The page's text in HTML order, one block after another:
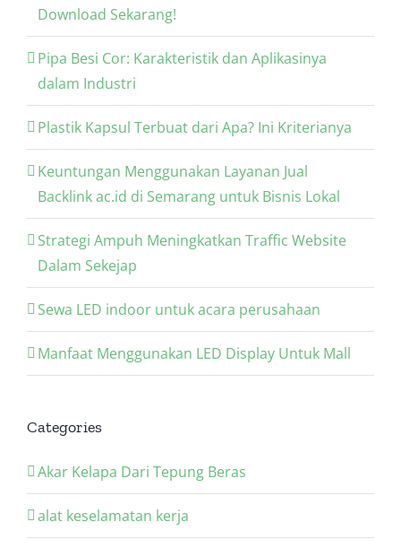
Download Sekarang!
Pipa Besi Cor: Karakteristik dan Aplikasinya
dalam Industri
Plastik Kapsul Terbuat dari Apa? Ini Kriterianya
Keuntungan Menggunakan Layanan Jual
Backlink ac.id di Semarang untuk Bisnis Lokal
Strategi Ampuh Meningkatkan Traffic Website
Dalam Sekejap
Sewa LED indoor untuk acara perusahaan
Manfaat Menggunakan LED Display Untuk Mall
Categories
Akar Kelapa Dari Tepung Beras
alat keselamatan kerja